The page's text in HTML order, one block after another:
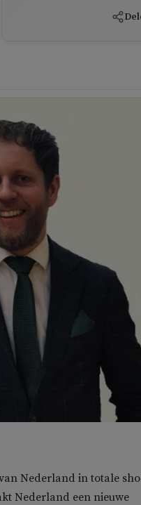
Nederland in totale
Nederland een nieuwe